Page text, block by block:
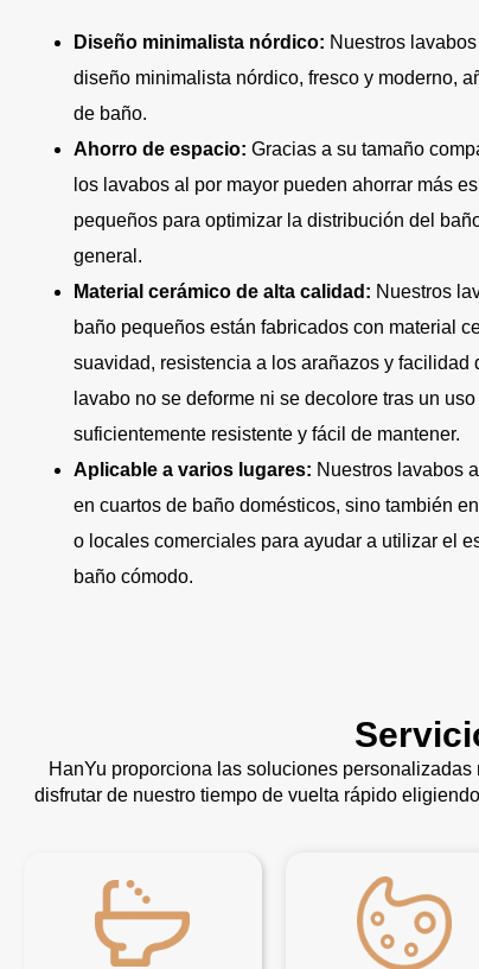
Diseño minimalista nórdico: Nuestros
diseño minimalista nórdico, fresco y moderno,
de baño.
Ahorro de espacio: Gracias a su tamaño
los lavabos al por mayor pueden ahorrar más
pequeños para optimizar la distribución del
general.
Material cerámico de alta calidad: Nuestros
baño pequeños están fabricados con material
suavidad, resistencia a los arañazos y facilidad
lavabo no se deforme ni se decolore tras un
suficientemente resistente y fácil de mantener.
Aplicable a varios lugares: Nuestros lavabos
en cuartos de baño domésticos, sino también
o locales comerciales para ayudar a utilizar el
baño cómodo.
HanYu proporciona las soluciones
disfrutar de nuestro tiempo de vuelta rápido